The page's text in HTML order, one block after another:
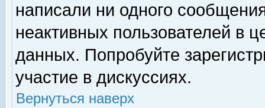
написали ни одного
неактивных пользователей в
данных. Попробуйте
участие в дискуссиях.
Вернуться наверх